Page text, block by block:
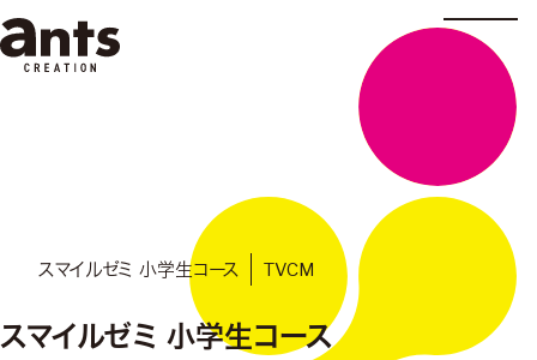
スマイルゼミ 小学生コース TVCM
スマイルゼミ 小学生コース